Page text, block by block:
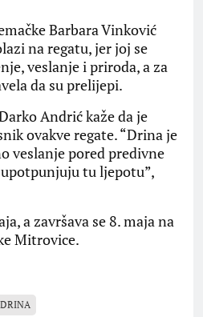
Barbara Vinković
na regatu, jer joj se
veslanje i priroda, a za
da su prelijepi.
Andrić kaže da je
ovakve regate. “Drina je
veslanje pored predivne
tu ljepotu”,
a završava se 8. maja na
Mitrovice.